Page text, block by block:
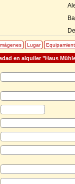
Lugar
en alquiler "Haus